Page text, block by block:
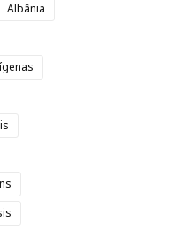
Albânia